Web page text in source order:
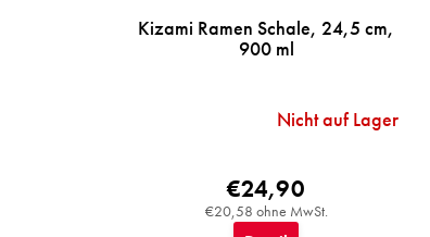
Kizami Ramen Schale, 24,5 cm,
900 ml
Nicht auf Lager
€20,58 ohne MwSt.
€24,90